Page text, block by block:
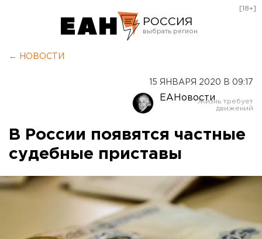
РОССИЯ
Оренбург
[18+]
← НОВОСТИ
15 ЯНВАРЯ 2020 В 09:17
ЕАНовости
В России появятся частные
судебные приставы